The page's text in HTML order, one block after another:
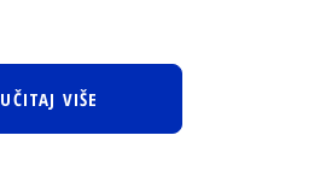
UČITAJ VIŠE